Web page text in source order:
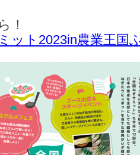
！
ット2023in農業王国